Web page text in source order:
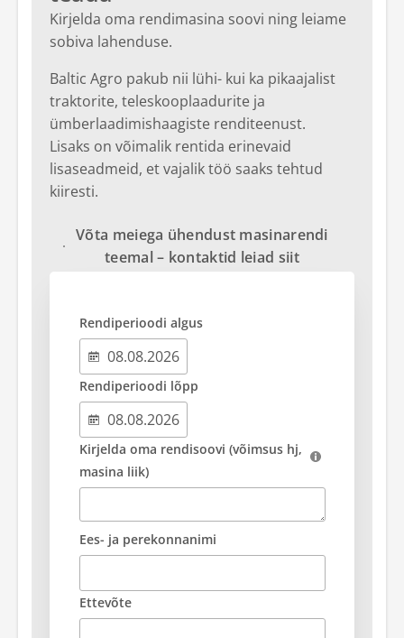
Kirjelda oma rendimasina soovi ning leiame
sobiva lahenduse.
Baltic Agro pakub nii lühi- kui ka pikaajalist
traktorite, teleskooplaadurite ja
ümberlaadimishaagiste renditeenust.
Lisaks on võimalik rentida erinevaid
lisaseadmeid, et vajalik töö saaks tehtud
kiiresti.
Võta meiega ühendust masinarendi
teemal – kontaktid leiad siit
Rendiperioodi algus
Rendiperioodi lõpp
Kirjelda oma rendisoovi (võimsus hj,
masina liik)
Ees- ja perekonnanimi
Ettevõte